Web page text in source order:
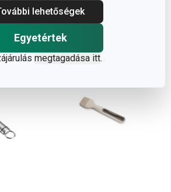
lehetőségek
Egyetértek
megtagadása itt.
Kosárba